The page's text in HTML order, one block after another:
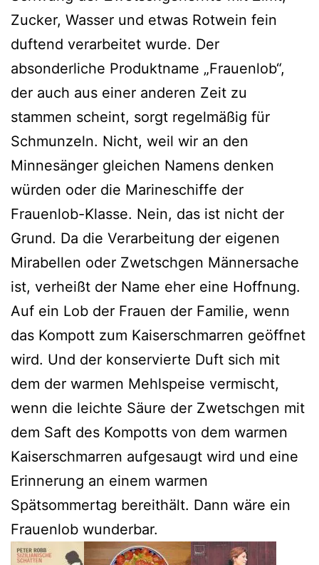
Zucker, Wasser und etwas Rotwein fein
duftend verarbeitet wurde. Der
absonderliche Produktname „Frauenlob“,
der auch aus einer anderen Zeit zu
stammen scheint, sorgt regelmäßig für
Schmunzeln. Nicht, weil wir an den
Minnesänger gleichen Namens denken
würden oder die Marineschiffe der
Frauenlob-Klasse. Nein, das ist nicht der
Grund. Da die Verarbeitung der eigenen
Mirabellen oder Zwetschgen Männersache
ist, verheißt der Name eher eine Hoffnung.
Auf ein Lob der Frauen der Familie, wenn
das Kompott zum Kaiserschmarren geöffnet
wird. Und der konservierte Duft sich mit
dem der warmen Mehlspeise vermischt,
wenn die leichte Säure der Zwetschgen mit
dem Saft des Kompotts von dem warmen
Kaiserschmarren aufgesaugt wird und eine
Erinnerung an einem warmen
Spätsommertag bereithält. Dann wäre ein
Frauenlob wunderbar.